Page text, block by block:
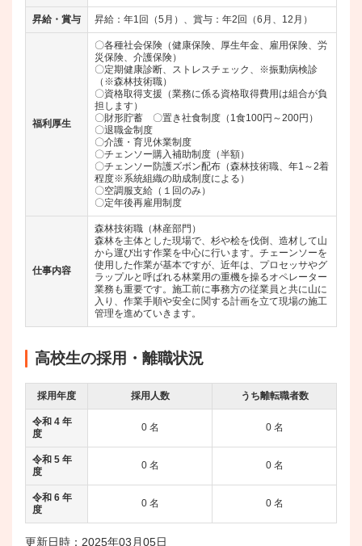
昇給・賞与 昇給：年1回（5月）、賞与：年2回（6月、12月）
福利厚生
〇各種社会保険（健康保険、厚生年金、雇用保険、労
災保険、介護保険）
〇定期健康診断、ストレスチェック、※振動病検診
（※森林技術職）
〇資格取得支援（業務に係る資格取得費用は組合が負
担します）
〇財形貯蓄 〇置き社食制度（1食100円～200円）
〇退職金制度
〇介護・育児休業制度
〇チェンソー購入補助制度（半額）
〇チェンソー防護ズボン配布（森林技術職、年1～2着
程度※系統組織の助成制度による）
〇空調服支給（１回のみ）
〇定年後再雇用制度
仕事内容
森林技術職（林産部門）
森林を主体とした現場で、杉や桧を伐倒、造材して山
から運び出す作業を中心に行います。チェーンソーを
使用した作業が基本ですが、近年は、プロセッサやグ
ラップルと呼ばれる林業用の重機を操るオペレーター
業務も重要です。施工前に事務方の従業員と共に山に
入り、作業手順や安全に関する計画を立て現場の施工
管理を進めていきます。
高校生の採用・離職状況
採用年度 採用人数 うち離転職者数
令和 4 年
度
0 名 0 名
令和 5 年
度
0 名 0 名
令和 6 年
度
0 名 0 名
更新日時：2025年03月05日